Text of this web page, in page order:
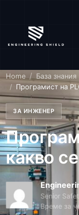
Home База знания
Програмист на
ЗА ИНЖЕНЕР
какво
Senior
Време за